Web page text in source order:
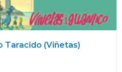
Taracido (Viñetas)